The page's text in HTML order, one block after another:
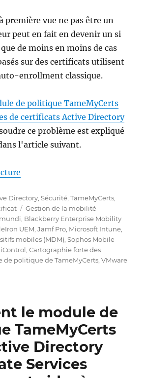
première vue ne pas être un
peut en fait en devenir un si
de moins en moins de cas
sur des certificats utilisent
enrollment classique.
de politique TameMyCerts
de certificats Active Directory
ce problème est expliqué
l'article suivant.
Directory ,Sécurité ,TameMyCerts
Étiquettes
Gestion de la mobilité
Blackberry Enterprise Mobility
UEM ,Jamf Pro Microsoft Intune
mobiles (MDM) ,Sophos Mobile
,Cartographie forte des
de politique de TameMyCerts ,VMware
le module de
TameMyCerts
Directory
Services